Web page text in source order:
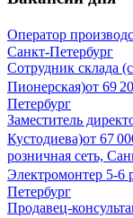
Оператор
Санкт-Петербург
Сотрудник склада
Пионерская)от 69
Петербург
Заместитель
Кустодиева)от 67
розничная сеть,
Электромонтер 5-6
Петербург
Продавец-